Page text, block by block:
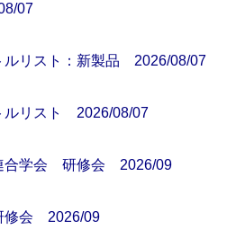
07
ルリスト：新製品 2026/08/07
ルリスト 2026/08/07
合学会 研修会 2026/09
修会 2026/09